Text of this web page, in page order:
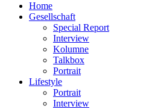
Home
Gesellschaft
Special Report
Interview
Kolumne
Talkbox
Portrait
Lifestyle
Portrait
Interview